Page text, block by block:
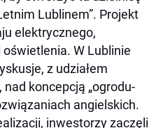
Lublinem”. Projekt
elektrycznego,
W Lublinie
z udziałem
koncepcją „ogrodu-
angielskich.
inwestorzy zaczęli